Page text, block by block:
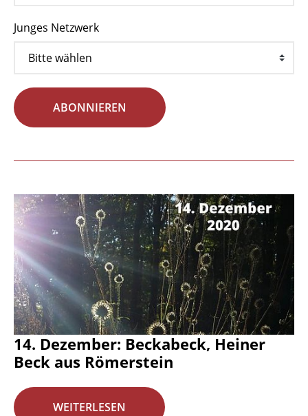
Junges Netzwerk
ABONNIEREN
14. Dezember: Beckabeck, Heiner
Beck aus Römerstein
WEITERLESEN